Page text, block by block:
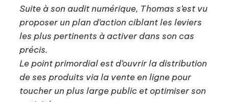
Suite à son audit numérique, Thomas s’est vu
proposer un plan d’action ciblant les leviers
les plus pertinents à activer dans son cas
précis.
Le point primordial est d’ouvrir la distribution
de ses produits via la vente en ligne pour
toucher un plus large public et optimiser son